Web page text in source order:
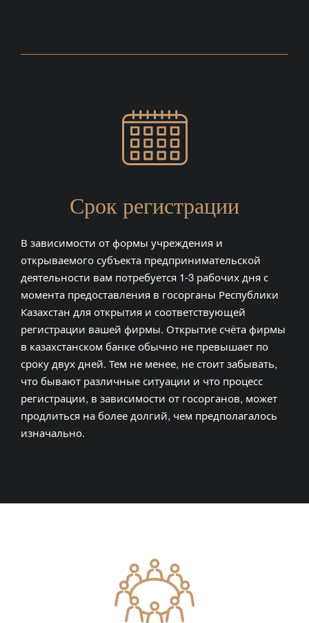
Срок регистрации
В зависимости от формы учреждения и
открываемого субъекта предпринимательской
деятельности вам потребуется 1-3 рабочих дня с
момента предоставления в госорганы Республики
Казахстан для открытия и соответствующей
регистрации вашей фирмы. Открытие счёта фирмы
в казахстанском банке обычно не превышает по
сроку двух дней. Тем не менее, не стоит забывать,
что бывают различные ситуации и что процесс
регистрации, в зависимости от госорганов, может
продлиться на более долгий, чем предполагалось
изначально.